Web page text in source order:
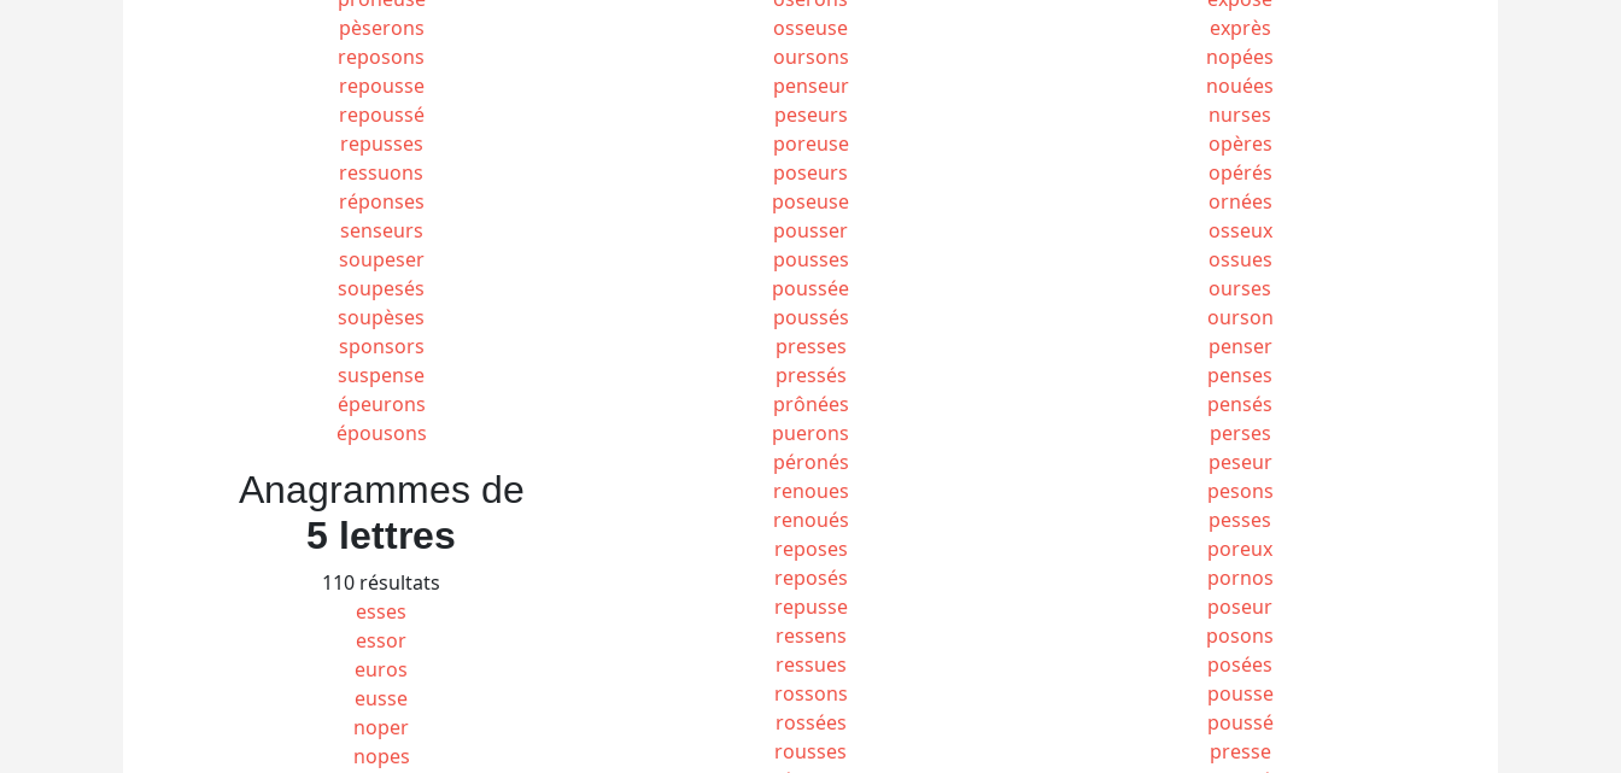
pèserons
reposons
repousse
repoussé
repusses
ressuons
réponses
senseurs
soupeser
soupesés
soupèses
sponsors
suspense
épeurons
épousons
osseuse
oursons
penseur
peseurs
poreuse
poseurs
poseuse
pousser
pousses
poussée
poussés
presses
pressés
prônées
puerons
péronés
renoues
renoués
reposes
reposés
repusse
ressens
ressues
rossons
rossées
rousses
exprès
nopées
nouées
nurses
opères
opérés
ornées
osseux
ossues
ourses
ourson
penser
penses
pensés
perses
peseur
pesons
pesses
poreux
pornos
poseur
posons
posées
pousse
poussé
presse
Anagrammes de
5 lettres
110 résultats
esses
essor
euros
eusse
noper
nopes